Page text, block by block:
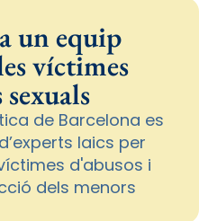
un equip
víctimes
sexuals
de Barcelona es
laics per
d'abusos i
dels menors